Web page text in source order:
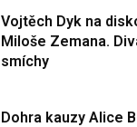
Vojtěch Dyk na
Miloše Zemana.
smíchy
Dohra kauzy Alice